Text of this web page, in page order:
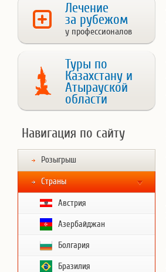
Лечение
за рубежом
у профессионалов
Туры по
Казахстану и
Атырауской
области
Навигация по сайту
Розыгрыш
Страны
Австрия
Азербайджан
Болгария
Бразилия